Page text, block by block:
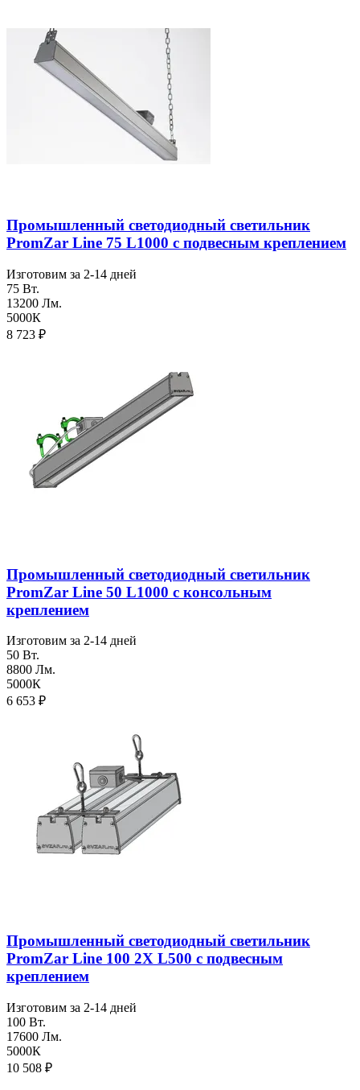
Промышленный светодиодный светильник
PromZar Line 75 L1000 с подвесным креплением
Изготовим за 2-14 дней
75 Вт.
13200 Лм.
5000К
8 723 ₽
Промышленный светодиодный светильник
PromZar Line 50 L1000 с консольным
креплением
Изготовим за 2-14 дней
50 Вт.
8800 Лм.
5000К
6 653 ₽
Промышленный светодиодный светильник
PromZar Line 100 2Х L500 с подвесным
креплением
Изготовим за 2-14 дней
100 Вт.
17600 Лм.
5000К
10 508 ₽